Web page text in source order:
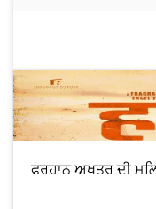
ਫਰਹਾਨ ਅਖਤਰ ਦੀ